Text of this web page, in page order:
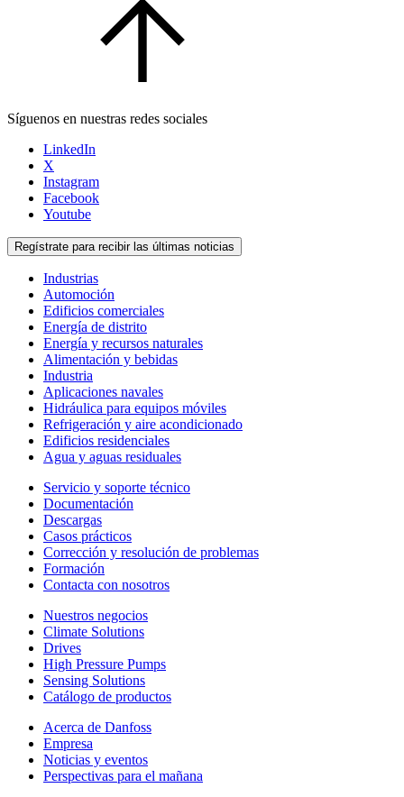
Síguenos en nuestras redes sociales
LinkedIn
X
Instagram
Facebook
Youtube
Regístrate para recibir las últimas noticias
Industrias
Automoción
Edificios comerciales
Energía de distrito
Energía y recursos naturales
Alimentación y bebidas
Industria
Aplicaciones navales
Hidráulica para equipos móviles
Refrigeración y aire acondicionado
Edificios residenciales
Agua y aguas residuales
Servicio y soporte técnico
Documentación
Descargas
Casos prácticos
Corrección y resolución de problemas
Formación
Contacta con nosotros
Nuestros negocios
Climate Solutions
Drives
High Pressure Pumps
Sensing Solutions
Catálogo de productos
Acerca de Danfoss
Empresa
Noticias y eventos
Perspectivas para el mañana